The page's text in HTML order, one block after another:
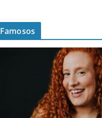
Famosos